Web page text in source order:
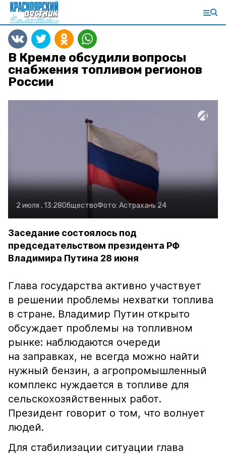
В Кремле обсудили вопросы
снабжения топливом регионов
России
2 июля , 13:28ОбществоФото: Астрахань 24
Заседание состоялось под
председательством президента РФ
Владимира Путина 28 июня
Глава государства активно участвует
в решении проблемы нехватки топлива
в стране. Владимир Путин открыто
обсуждает проблемы на топливном
рынке: наблюдаются очереди
на заправках, не всегда можно найти
нужный бензин, а агропромышленный
комплекс нуждается в топливе для
сельскохозяйственных работ.
Президент говорит о том, что волнует
людей.
Для стабилизации ситуации глава